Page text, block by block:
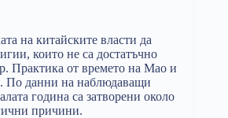
на китайските власти да
които не са достатъчно
Практика от времето на Мао и
По данни на наблюдаващи
година са затворени около
причини.